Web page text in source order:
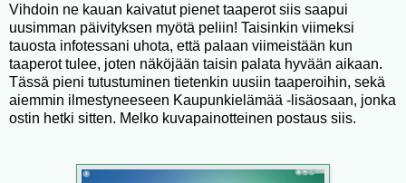
Vihdoin ne kauan kaivatut pienet taaperot siis saapui
uusimman päivityksen myötä peliin! Taisinkin viimeksi
tauosta infotessani uhota, että palaan viimeistään kun
taaperot tulee, joten näköjään taisin palata hyvään aikaan.
Tässä pieni tutustuminen tietenkin uusiin taaperoihin, sekä
aiemmin ilmestyneeseen Kaupunkielämää -lisäosaan, jonka
ostin hetki sitten. Melko kuvapainotteinen postaus siis.